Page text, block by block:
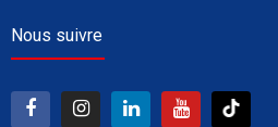
Nous suivre